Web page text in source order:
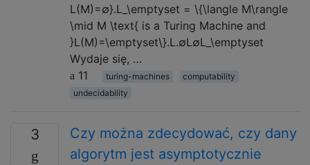
L(M)=∅}.L_\emptyset = \{\langle M\rangle
\mid M \text{ is a Turing Machine and
}L(M)=\emptyset\}.L.∅L∅L_\emptyset
Wydaje się, …
11
turing-machines
computability
undecidability
3
Czy można zdecydować, czy dany
algorytm jest asymptotycznie